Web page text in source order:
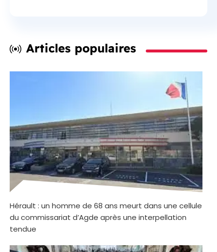
Articles populaires
Hérault : un homme de 68 ans meurt dans une cellule
du commissariat d’Agde après une interpellation
tendue